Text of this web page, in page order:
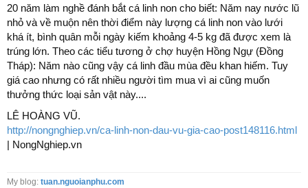
20 năm làm nghề đánh bắt cá linh non cho biết: Năm nay nước lũ
nhỏ và về muộn nên thời điểm này lượng cá linh non vào lưới
khá ít, bình quân mỗi ngày kiếm khoảng 4-5 kg đã được xem là
trúng lớn. Theo các tiểu tương ở chợ huyện Hồng Ngự (Đồng
Tháp): Năm nào cũng vậy cá linh đầu mùa đều khan hiếm. Tuy
giá cao nhưng có rất nhiều người tìm mua vì ai cũng muốn
thưởng thức loại sản vật này....
LÊ HOÀNG VŨ.
http://nongnghiep.vn/ca-linh-non-dau-vu-gia-cao-post148116.html
| NongNghiep.vn
My blog: tuan.nguoianphu.com